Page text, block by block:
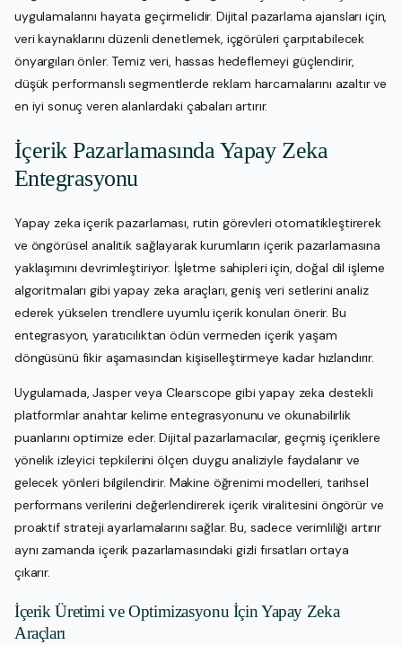
uygulamalarını hayata geçirmelidir. Dijital pazarlama ajansları için,
veri kaynaklarını düzenli denetlemek, içgörüleri çarpıtabilecek
önyargıları önler. Temiz veri, hassas hedeflemeyi güçlendirir,
düşük performanslı segmentlerde reklam harcamalarını azaltır ve
en iyi sonuç veren alanlardaki çabaları artırır.
İçerik Pazarlamasında Yapay Zeka
Entegrasyonu
Yapay zeka içerik pazarlaması, rutin görevleri otomatikleştirerek
ve öngörüsel analitik sağlayarak kurumların içerik pazarlamasına
yaklaşımını devrimleştiriyor. İşletme sahipleri için, doğal dil işleme
algoritmaları gibi yapay zeka araçları, geniş veri setlerini analiz
ederek yükselen trendlere uyumlu içerik konuları önerir. Bu
entegrasyon, yaratıcılıktan ödün vermeden içerik yaşam
döngüsünü fikir aşamasından kişiselleştirmeye kadar hızlandırır.
Uygulamada, Jasper veya Clearscope gibi yapay zeka destekli
platformlar anahtar kelime entegrasyonunu ve okunabilirlik
puanlarını optimize eder. Dijital pazarlamacılar, geçmiş içeriklere
yönelik izleyici tepkilerini ölçen duygu analiziyle faydalanır ve
gelecek yönleri bilgilendirir. Makine öğrenimi modelleri, tarihsel
performans verilerini değerlendirerek içerik viralitesini öngörür ve
proaktif strateji ayarlamalarını sağlar. Bu, sadece verimliliği artırır
aynı zamanda içerik pazarlamasındaki gizli fırsatları ortaya
çıkarır.
İçerik Üretimi ve Optimizasyonu İçin Yapay Zeka
Araçları